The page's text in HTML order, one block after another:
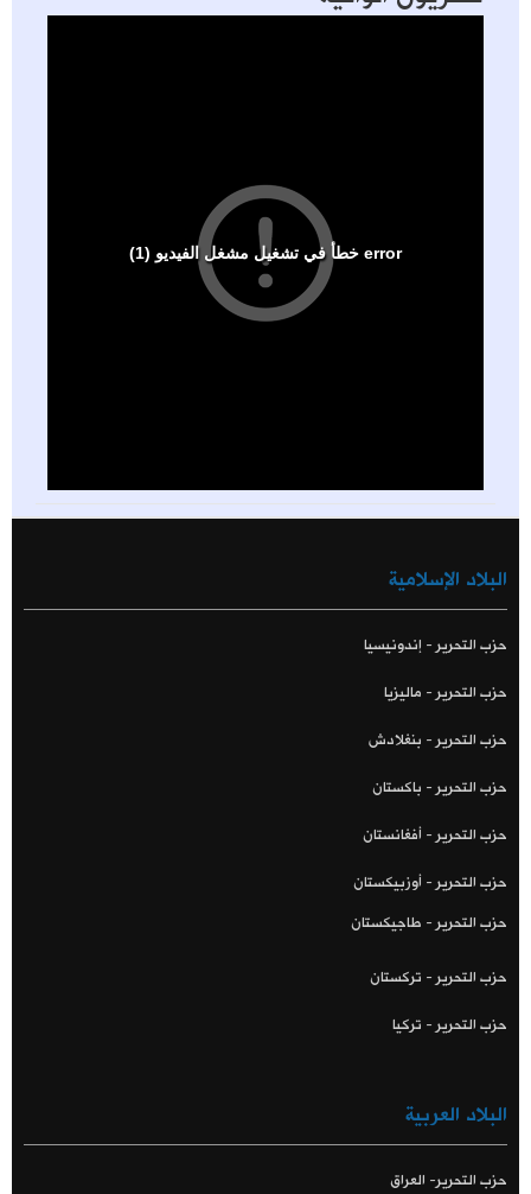
البلاد الإسلامية
حزب التحرير - إندونيسيا
حزب التحرير - ماليزيا
حزب التحرير - بنغلادش
حزب التحرير - باكستان
حزب التحرير - أفغانستان
حزب التحرير - أوزبيكستان
حزب التحرير - طاجيكستان
حزب التحرير - تركستان
حزب التحرير - تركيا
البلاد العربية
حزب التحرير- العراق